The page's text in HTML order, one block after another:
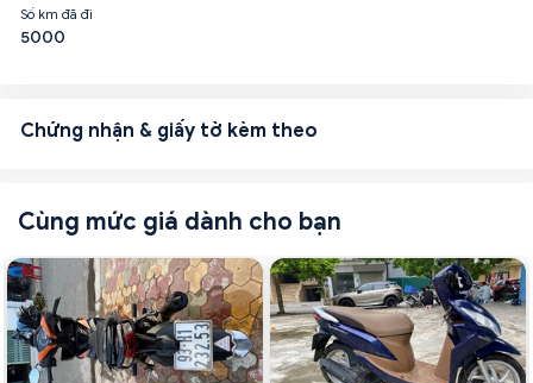
Số km đã đi
5000
Chứng nhận & giấy tờ kèm theo
Cùng mức giá dành cho bạn